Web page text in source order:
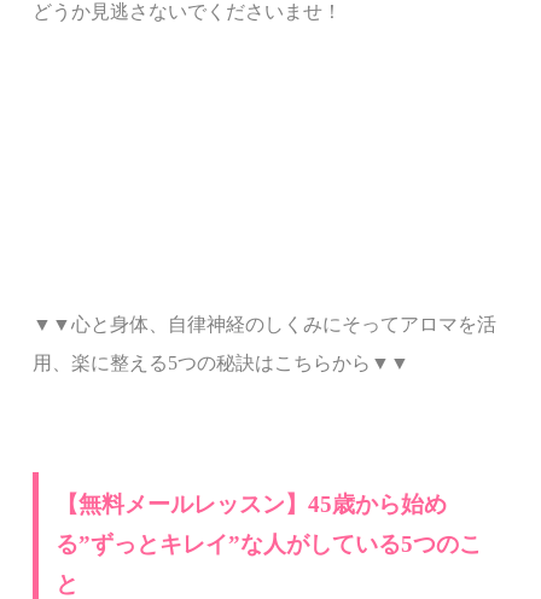
どうか見逃さないでくださいませ！
▼▼心と身体、自律神経のしくみにそってアロマを活
用、楽に整える5つの秘訣はこちらから▼▼
【無料メールレッスン】45歳から始め
る”ずっとキレイ”な人がしている5つのこ
と